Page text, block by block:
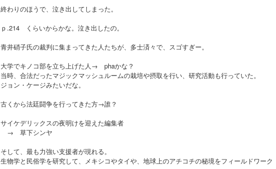
終わりのほうで、泣き出してしまった。
ｐ.214 くらいからかな。泣き出したの。
青井硝子氏の裁判に集まってきた人たちが、多士済々で、スゴすぎー。
大学でキノコ部を立ち上げた人→ phaかな？
当時、合法だったマジックマッシュルームの栽培や摂取を行い、研究活動も行っていた。
ジョン・ケージみたいだな。
古くから法廷闘争を行ってきた方→誰？
サイケデリックスの夜明けを迎えた編集者
→ 草下シンヤ
そして、最も力強い支援者が現れる。
生物学と民俗学を研究して、メキシコやタイや、地球上のアチコチの秘境をフィールドワーク